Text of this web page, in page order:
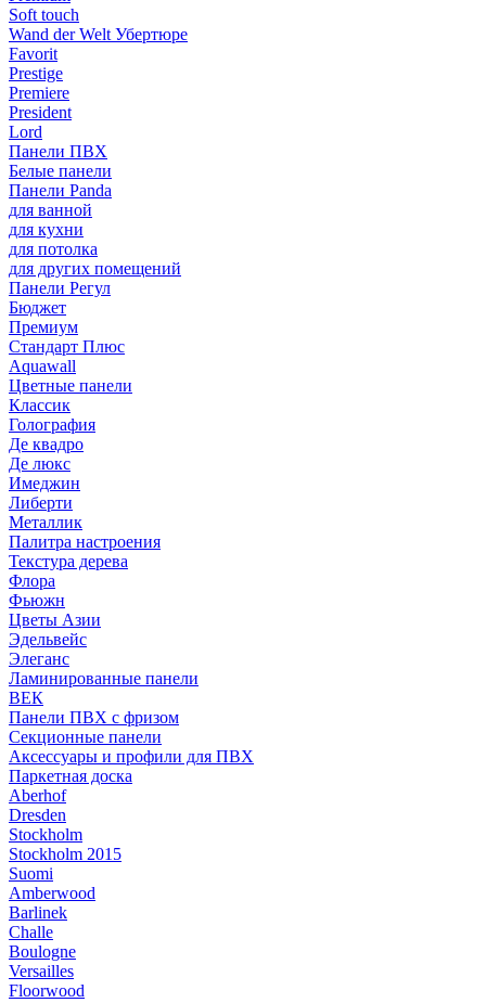
Soft touch
Wand der Welt Убертюре
Favorit
Prestige
Premiere
President
Lord
Панели ПВХ
Белые панели
Панели Panda
для ванной
для кухни
для потолка
для других помещений
Панели Регул
Бюджет
Премиум
Стандарт Плюс
Aquawall
Цветные панели
Классик
Голография
Де квадро
Де люкс
Имеджин
Либерти
Металлик
Палитра настроения
Текстура дерева
Флора
Фьюжн
Цветы Азии
Эдельвейс
Элеганс
Ламинированные панели
ВЕК
Панели ПВХ с фризом
Секционные панели
Аксессуары и профили для ПВХ
Паркетная доска
Aberhof
Dresden
Stockholm
Stockholm 2015
Suomi
Amberwood
Barlinek
Challe
Boulogne
Versailles
Floorwood